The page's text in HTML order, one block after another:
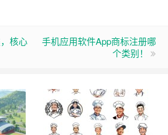
核心
手机应用软件App商标注册哪
个类别！